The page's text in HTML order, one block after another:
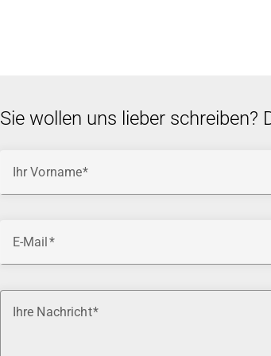
Sie wollen uns lieber
Ihr Vorname
E-Mail
Ihre Nachricht